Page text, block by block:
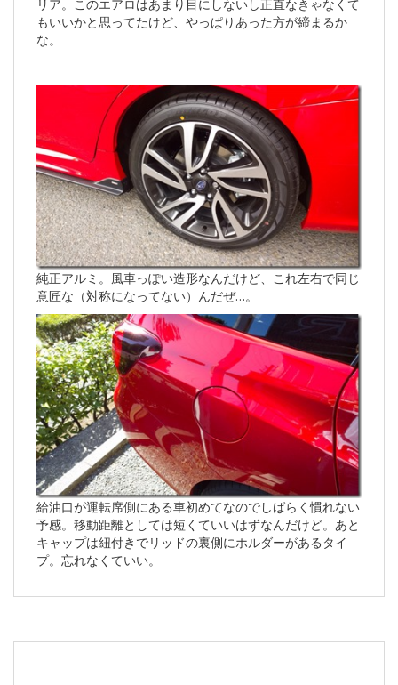
リア。このエアロはあまり目にしないし正直なきゃなくて
もいいかと思ってたけど、やっぱりあった方が締まるか
な。
純正アルミ。風車っぽい造形なんだけど、これ左右で同じ
意匠な（対称になってない）んだぜ…。
給油口が運転席側にある車初めてなのでしばらく慣れない
予感。移動距離としては短くていいはずなんだけど。あと
キャップは紐付きでリッドの裏側にホルダーがあるタイ
プ。忘れなくていい。